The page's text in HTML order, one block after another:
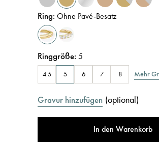
Ring:Ohne Pavé-Besatz
Ringgröße:5
4.5 5 6 7 8 Mehr
Gravur hinzufügen (optional)
In den Warenkorb